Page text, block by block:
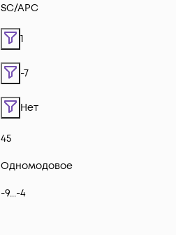
SC/APC
1
-7
Нет
45
Одномодовое
-9...-4